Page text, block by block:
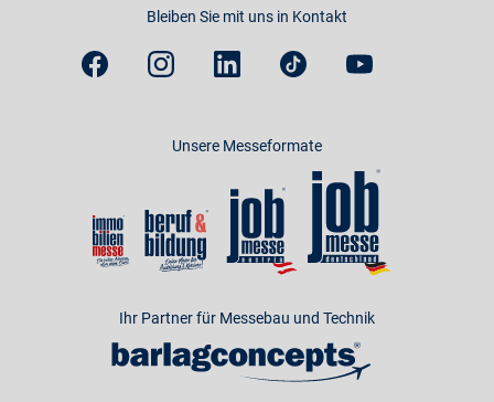
Bleiben Sie mit uns in Kontakt
Unsere Messeformate
Ihr Partner für Messebau und Technik